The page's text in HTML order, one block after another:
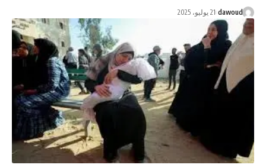
21 يوليو، 2025